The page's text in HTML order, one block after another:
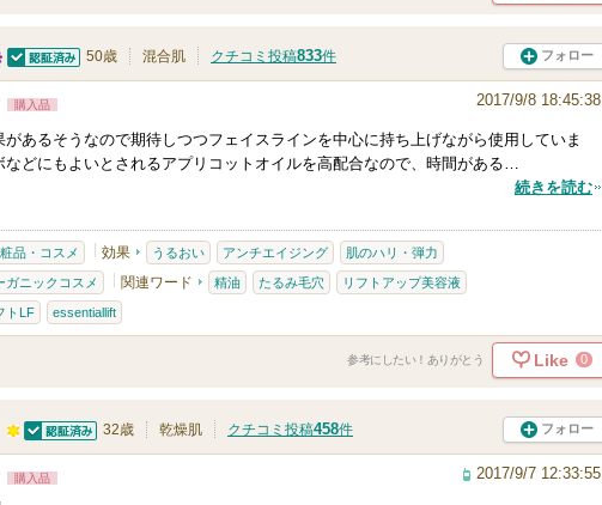
お
気
入
り
録
さ
れ
て
す
50歳 混合肌 クチコミ投稿833件 フォロー
購入品 2017/9/8 18:45:38
があるそうなので期待しつつフェイスラインを中心に持ち上げながら使用していま
などにもよいとされるアプリコットオイルを高配合なので、時間がある…
続きを読む
品・コスメ 効果 うるおい アンチエイジング 肌のハリ・弾力
ガニックコスメ 関連ワード 精油 たるみ毛穴 リフトアップ美容液
トLF essentiallift
参考にしたい！ありがとう Like 0
1
0
32歳 乾燥肌 クチコミ投稿458件 フォロー
購入品 2017/9/7 12:33:55